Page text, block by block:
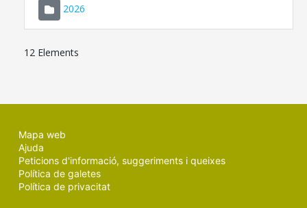
2026
12 Elements
Mapa web
Ajuda
Peticions d'informació, suggeriments i queixes
Política de galetes
Política de privacitat